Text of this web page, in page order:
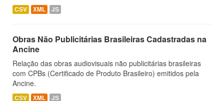
CSV XML JS
Obras Não Publicitárias Brasileiras Cadastradas na
Ancine
Relação das obras audiovisuais não publicitárias brasileiras
com CPBs (Certificado de Produto Brasileiro) emitidos pela
Ancine.
CSV XML JS